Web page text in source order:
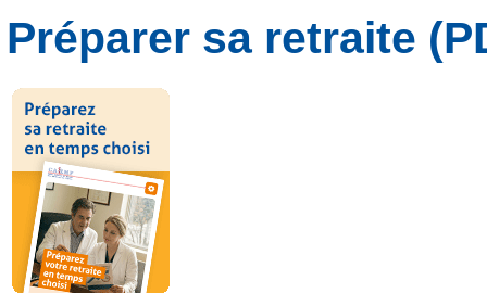
Préparer sa retraite